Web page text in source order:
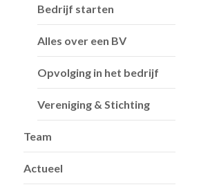
Bedrijf starten
Alles over een BV
Opvolging in het bedrijf
Vereniging & Stichting
Team
Actueel